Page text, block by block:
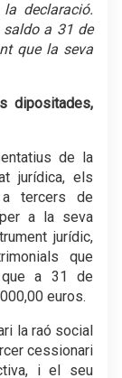
declaració.
a 31 de
que la seva
dipositades,
de la
jurídica, els
tercers de
a la seva
jurídic,
que
que a 31 de
euros.
la raó social
cessionari
i el seu